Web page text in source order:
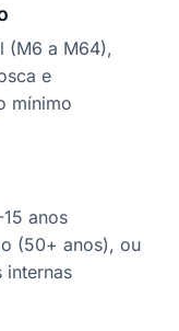
(M6 a M64),
e
mínimo
anos
(50+ anos), ou
internas